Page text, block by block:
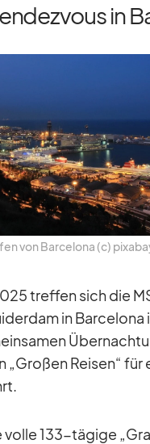
in
von Bar­ce­lona (c)
tref­fen sich die
in Bar­ce­lona
„Gro­ßen Rei­sen“ für
volle 133-tä­gige